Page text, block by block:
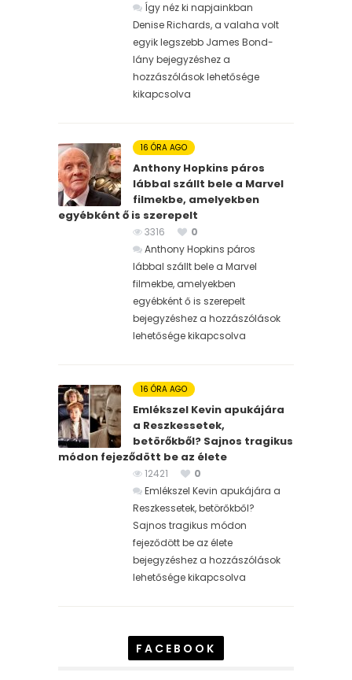
Így néz ki napjainkban
Denise Richards, a valaha volt
egyik legszebb James Bond-
lány bejegyzéshez a
hozzászólások lehetősége
kikapcsolva
16 ÓRA AGO
Anthony Hopkins páros
lábbal szállt bele a Marvel
filmekbe, amelyekben
egyébként ő is szerepelt
3316
0
Anthony Hopkins páros
lábbal szállt bele a Marvel
filmekbe, amelyekben
egyébként ő is szerepelt
bejegyzéshez a hozzászólások
lehetősége kikapcsolva
16 ÓRA AGO
Emlékszel Kevin apukájára
a Reszkessetek,
betörőkből? Sajnos tragikus
módon fejeződött be az élete
12421
0
Emlékszel Kevin apukájára a
Reszkessetek, betörőkből?
Sajnos tragikus módon
fejeződött be az élete
bejegyzéshez a hozzászólások
lehetősége kikapcsolva
FACEBOOK